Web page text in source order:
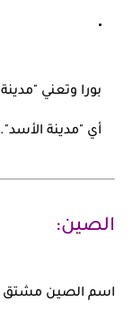
بورا وتعني
أي "مدينة الأسد".
الصين:
اسم الصين مشتق